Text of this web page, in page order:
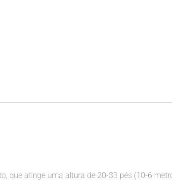
que atinge uma altura de 20-33 pés (10-6